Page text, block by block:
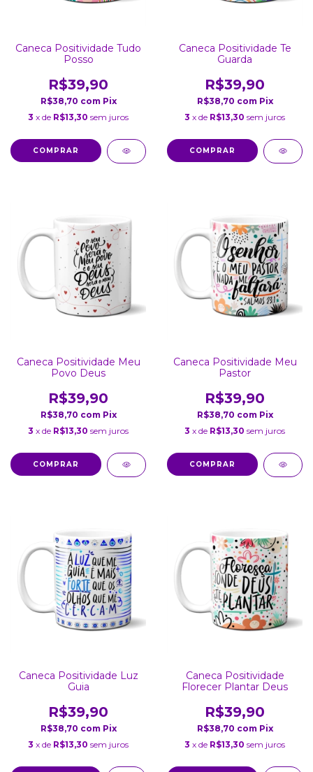
Caneca Positividade Tudo
Posso
R$39,90
R$38,70 com Pix
3 x de R$13,30 sem juros
COMPRAR
Caneca Positividade Te
Guarda
R$39,90
R$38,70 com Pix
3 x de R$13,30 sem juros
COMPRAR
Caneca Positividade Meu
Povo Deus
R$39,90
R$38,70 com Pix
3 x de R$13,30 sem juros
COMPRAR
Caneca Positividade Meu
Pastor
R$39,90
R$38,70 com Pix
3 x de R$13,30 sem juros
COMPRAR
Caneca Positividade Luz
Guia
R$39,90
R$38,70 com Pix
3 x de R$13,30 sem juros
Caneca Positividade
Florecer Plantar Deus
R$39,90
R$38,70 com Pix
3 x de R$13,30 sem juros